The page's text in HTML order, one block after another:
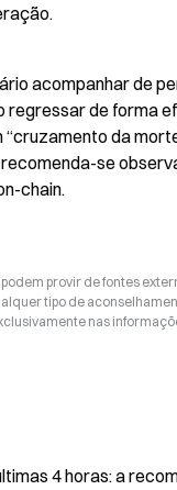
acompanhar de
regressar de
da
se
chain.
provir de fontes
tipo de
nas
4 horas: a